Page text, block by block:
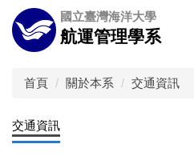
跳
到
主
區
國立臺灣海洋大學
航運管理學系
首頁 關於本系 交通資訊
交通資訊